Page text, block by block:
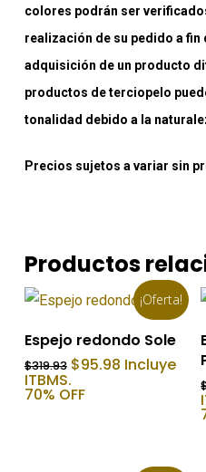
colores podrán ser
realización de su pedido a fin
adquisición de un producto
productos de terciopelo
tonalidad debido a la
Precios sujetos a variar sin
Productos
¡Oferta!
Añadir Al Carrito
Espejo redondo Sole
$319.93 El
precio
original
$95.98El
precio
Incluye
ITBMS.
70% OFF